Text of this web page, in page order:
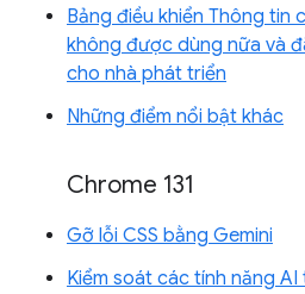
Bảng điều khiển Thông tin
không được dùng nữa và
cho nhà phát triển
Những điểm nổi bật khác
Chrome 131
Gỡ lỗi CSS bằng Gemini
Kiểm soát các tính năng